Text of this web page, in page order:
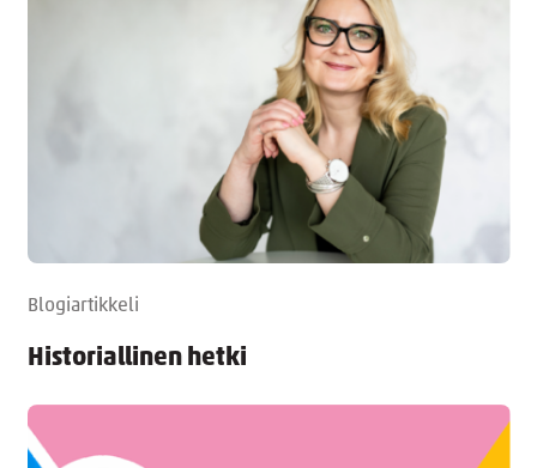
Blogiartikkeli
Historiallinen hetki